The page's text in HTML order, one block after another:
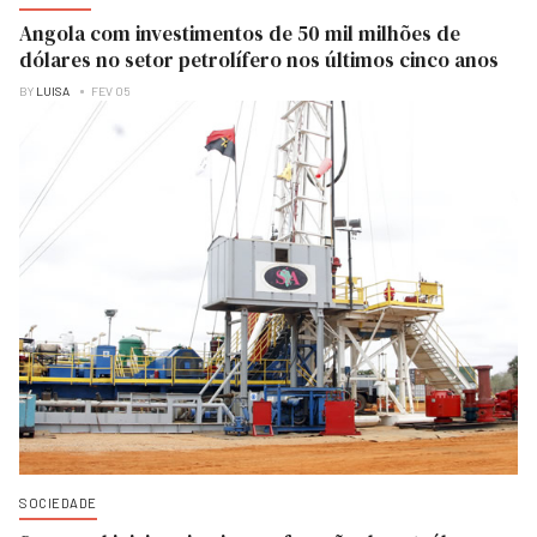
Angola com investimentos de 50 mil milhões de
dólares no setor petrolífero nos últimos cinco anos
BY LUISA FEV 05
SOCIEDADE